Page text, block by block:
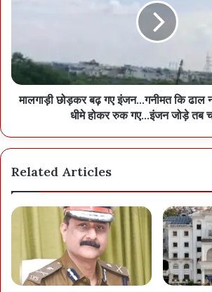
मालगाड़ी छोड़कर बढ़ गए इंजन...गनीमत कि ढाल
धीमे होकर रुक गए...इंजन जोड़े तब
Related Articles